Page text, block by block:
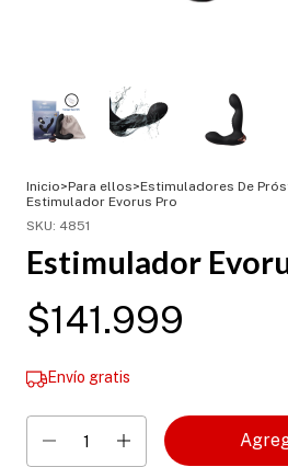
Inicio>Para ellos>Estimuladores De
Estimulador Evorus Pro
SKU: 4851
Estimulador
$141.999
Envío gratis